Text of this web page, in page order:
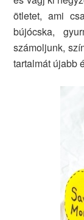
ötletet, ami
bújócska,
számoljunk,
tartalmát újabb